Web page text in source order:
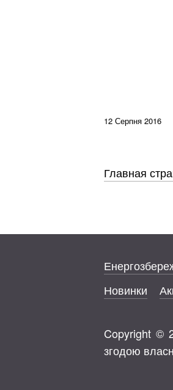
12 Серпня 2016
Главная
Новинки
Copyright ©
згодою